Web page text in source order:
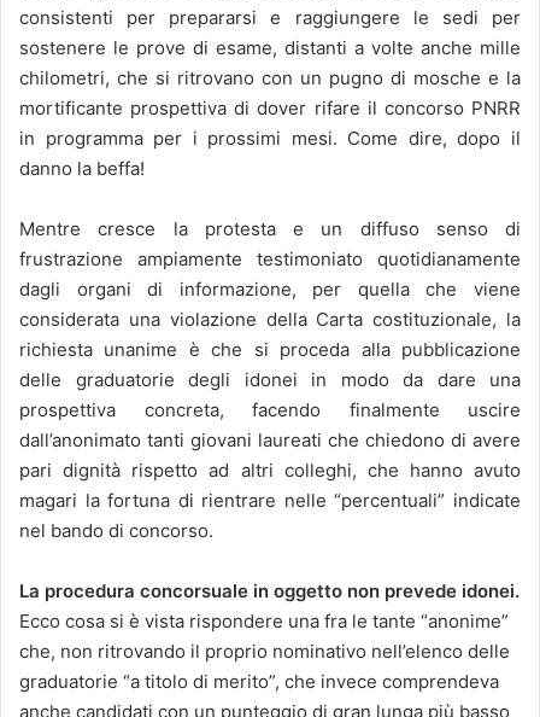
consistenti per prepararsi e raggiungere le sedi per
sostenere le prove di esame, distanti a volte anche mille
chilometri, che si ritrovano con un pugno di mosche e la
mortificante prospettiva di dover rifare il concorso PNRR
in programma per i prossimi mesi. Come dire, dopo il
danno la beffa!
Mentre cresce la protesta e un diffuso senso di
frustrazione ampiamente testimoniato quotidianamente
dagli organi di informazione, per quella che viene
considerata una violazione della Carta costituzionale, la
richiesta unanime è che si proceda alla pubblicazione
delle graduatorie degli idonei in modo da dare una
prospettiva concreta, facendo finalmente uscire
dall’anonimato tanti giovani laureati che chiedono di avere
pari dignità rispetto ad altri colleghi, che hanno avuto
magari la fortuna di rientrare nelle “percentuali” indicate
nel bando di concorso.
La procedura concorsuale in oggetto non prevede idonei.
Ecco cosa si è vista rispondere una fra le tante “anonime”
che, non ritrovando il proprio nominativo nell’elenco delle
graduatorie “a titolo di merito”, che invece comprendeva
anche candidati con un punteggio di gran lunga più basso